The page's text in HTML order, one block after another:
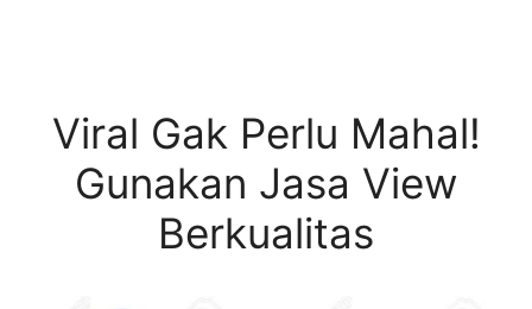
Viral Gak Perlu Mahal!
Gunakan Jasa View
Berkualitas